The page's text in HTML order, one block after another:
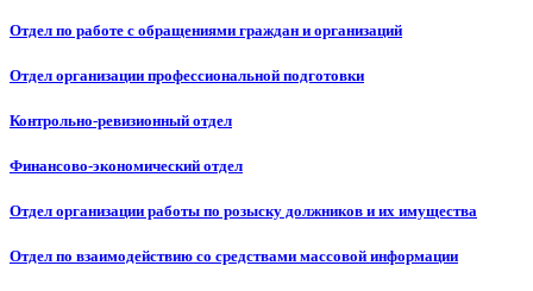
Отдел по работе с обращениями граждан и организаций
Отдел организации профессиональной подготовки
Контрольно-ревизионный отдел
Финансово-экономический отдел
Отдел организации работы по розыску должников и их имущества
Отдел по взаимодействию со средствами массовой информации